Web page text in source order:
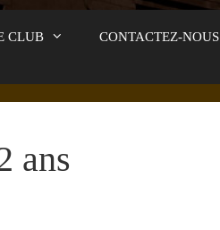
CLUB CONTACTEZ-NOUS
ans